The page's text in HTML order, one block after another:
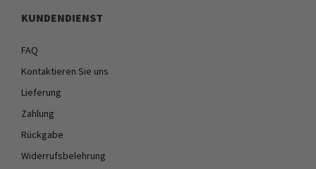
KUNDENDIENST
FAQ
Kontaktieren Sie uns
Lieferung
Zahlung
Rückgabe
Widerrufsbelehrung